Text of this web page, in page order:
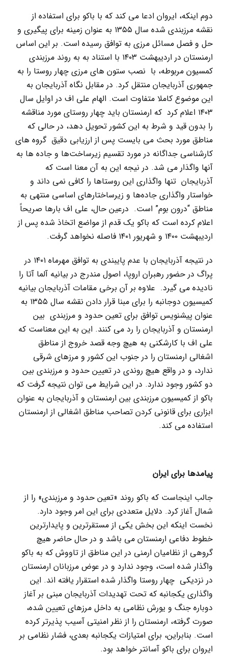
دوم اینکه، ایروان ادعا می کند که با باکو برای استفاده از
نقشه مرزبندی شدہ سال ۱۳۵۵ به عنوان زمینه برای پیگیری و
حل و فصل مسائل مرزی به توافق رسیده است. بر این اساس
ارمنستان در اردیبهشت ۱۴۰۳ با استناد به به روند مرزبندی
کمسیون مربوطه، با نصب ستون‌ های مرزی چهار روستا را به
جمهوری آذربایجان منتقل کرد. در مقابل نگاه آذربایجان به
این موضوع کاملا متفاوت است. الهام علی اف در اوایل سال
۱۴۰۳ اعلام کرد که ارمنستان باید چهار روستای مورد مناقشه
را بدون قید و شرط به این کشور تحویل دهد، در حالی که
مناطق مورد بحث می بایست پس از ارزیابی دقیق گروه های
کارشناسی جداگانه در مورد تقسیم زیرساخت‌ها و جاده ها به
آنها واگذار می شد. در نیجه این به آن معنا است که
آذربایجان تنها واگذاری این روستا‌ها را کافی نمی داند و
خواستار واگذاری جادہ‌ها و زیرساختارهای اساسی منتهی به
مناطق “درون بوم” است. درعین حال، علی اف بارها صریحاً
اعلام کرده است که باکو یک قدم از مواضع اتخاذ شده پس از
اردیبهشت ۱۴۰۰ و شهریور ۱۴۰۱ فاصله نخواهد گرفت.
در نتیجه آذربایجان با عدم ‌پایبندی به توافق مهرماہ ۱۴۰۱ در
پراگ در حضور رهبران اروپا، اصول مندرج در بیانیه آلما آتا را
نادیدہ می گیرد. علاوه بر آن برخی مقامات آذربایجان بیانیه
کمیسیون دوجانبه را برای مبنا قرار دادن نقشه سال ۱۳۵۵ به
عنوان پیشنویس توافق برای تعین حدود و مرزبندی بین
ارمنستان و آذربایجان را رد می کنند. این به این معناست که
علی اف با کارشکنی به هیچ وجه قصد خروج از مناطق
اشغالی ارمنستان را در جنوب این کشور و مرزهای شرقی
ندارد، و در واقع هیچ روندی در تعیین حدود و مرزبندی بین
دو کشور وجود ندارد. در این شرایط می توان نتیجه گرفت که
باکو از کمیسیون مرزبندی بین ارمنستان و آذربایجان به عنوان
ابزاری برای قانونی کردن تصاحب مناطق اشغالی از ارمنستان
استفاده می کند.
پیامدها برای ایران
جالب اینجاست که باکو روند «تعین حدود و مرزبندی» را از
شمال آغاز کرد. دلایل متعددی برای این امر وجود دارد.
نخست اینکه این بخش یکی از مستقرترین و پایدارترین
خطوط دفاعی ارمنستان می باشد و در حال حاضر هیچ
گروهی از نظامیان ارمنی در این مناطق از تاووش که به باکو
واگذار شده است، وجود ندارد و در عوض مرزبانان ارمنستان
در نزدیکی چهار روستا واگذار شدہ استقرار یافته اند. این
واگذاری یکجانبه که تحت تهدیدات آذربایجان مبنی بر آغاز
دوبارہ جنگ و یورش نظامی به داخل مرزهای تعیین شده،
صورت گرفته، ارمنستان را از نظر امنیتی آسیب پذیرتر کرده
است. بنابراین، برای امتیازات یکجانبه بعدی، فشار نظامی بر
ایروان برای باکو آسانتر خواهد بود.